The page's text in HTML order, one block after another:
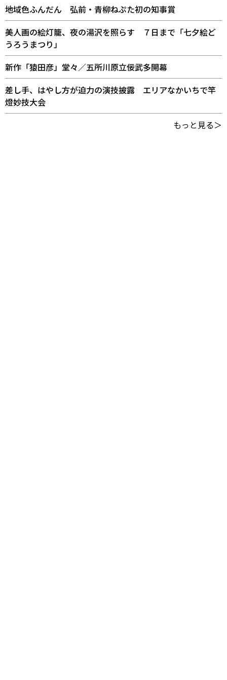
地域色ふんだん 弘前・青柳ねぷた初の知事賞
美人画の絵灯籠、夜の湯沢を照らす ７日まで「七夕絵ど
うろうまつり」
新作「猿田彦」堂々／五所川原立佞武多開幕
差し手、はやし方が迫力の演技披露 エリアなかいちで竿
燈妙技大会
もっと見る＞